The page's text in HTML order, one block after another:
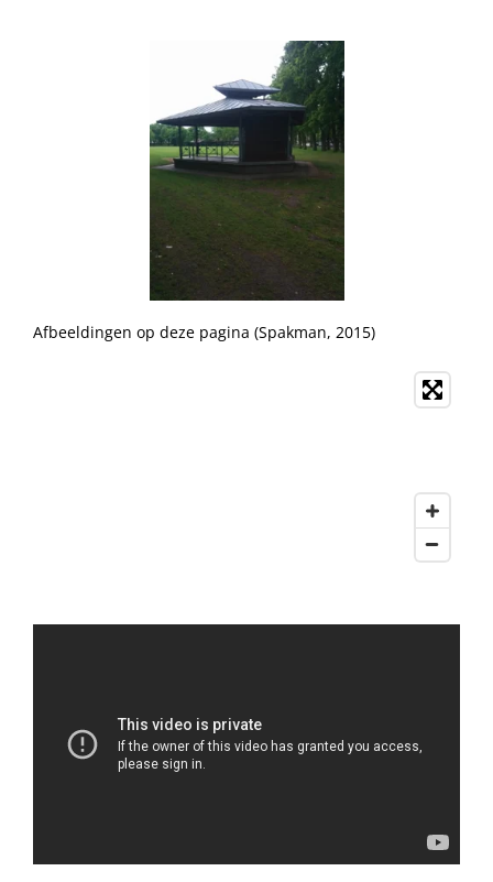
Afbeeldingen op deze pagina (Spakman, 2015)